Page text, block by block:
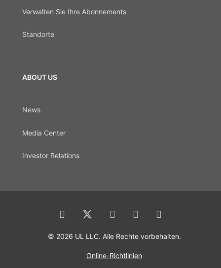
Verwalten Sie Ihre Abonnements
Standorte
ABOUT US
News
Media Center
Investor Relations
© 2026 UL LLC. Alle Rechte vorbehalten.
Online-Richtlinien